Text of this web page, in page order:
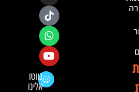
נווטו
אלינו